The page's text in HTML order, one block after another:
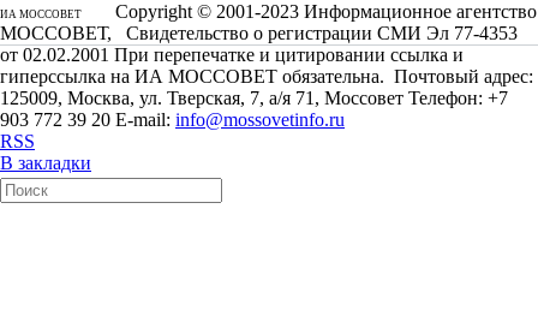
ИА МОССОВЕТ
Copyright © 2001-2023 Информационное агентство
МОССОВЕТ, Свидетельство о регистрации СМИ Эл 77-4353
от 02.02.2001 При перепечатке и цитировании ссылка и
гиперссылка на ИА МОССОВЕТ обязательна. Почтовый адрес:
125009, Москва, ул. Тверская, 7, а/я 71, Моссовет Телефон: +7
903 772 39 20 E-mail: info@mossovetinfo.ru
RSS
В закладки